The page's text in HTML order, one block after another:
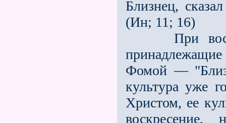
Близнец,
(Ин; 11; 16)
При
Фомой —
культура уже
Христом, ее